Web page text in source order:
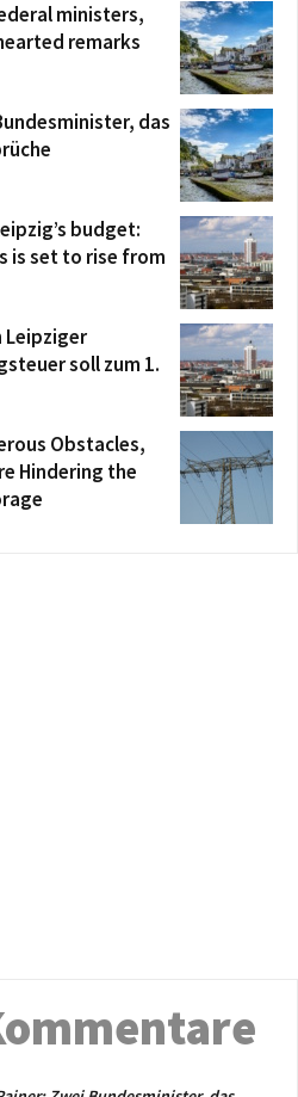
ministers,
remarks
das
budget:
is set to rise from
Leipziger
soll zum 1.
Obstacles,
Hindering the